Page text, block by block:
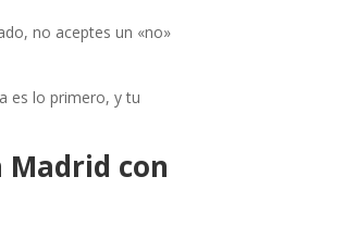
no aceptes un «no»
es lo primero, y tu
con